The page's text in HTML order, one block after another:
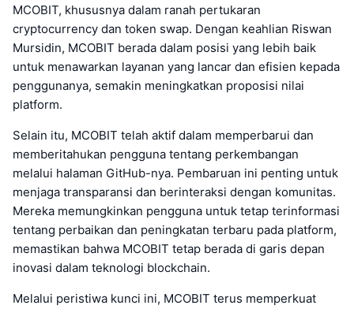
MCOBIT, khususnya dalam ranah pertukaran
cryptocurrency dan token swap. Dengan keahlian Riswan
Mursidin, MCOBIT berada dalam posisi yang lebih baik
untuk menawarkan layanan yang lancar dan efisien kepada
penggunanya, semakin meningkatkan proposisi nilai
platform.
Selain itu, MCOBIT telah aktif dalam memperbarui dan
memberitahukan pengguna tentang perkembangan
melalui halaman GitHub-nya. Pembaruan ini penting untuk
menjaga transparansi dan berinteraksi dengan komunitas.
Mereka memungkinkan pengguna untuk tetap terinformasi
tentang perbaikan dan peningkatan terbaru pada platform,
memastikan bahwa MCOBIT tetap berada di garis depan
inovasi dalam teknologi blockchain.
Melalui peristiwa kunci ini, MCOBIT terus memperkuat